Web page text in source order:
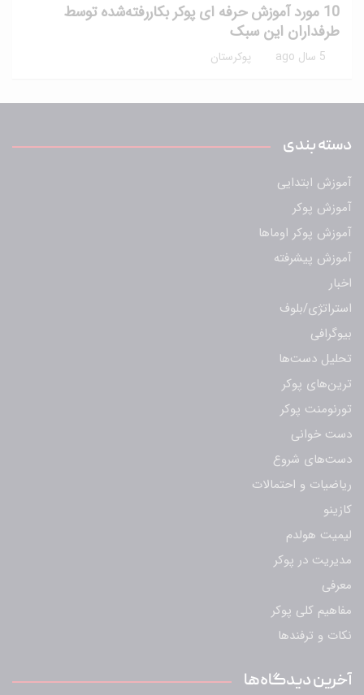
10 مورد آموزش حرفه ای پوکر بکاررفته‌شده توسط
طرفداران این سبک
5 سال ago پوکرستان
دسته بندی
آموزش ابتدایی
آموزش پوکر
آموزش پوکر اوماها
آموزش پیشرفته
اخبار
استراتژی/بلوف
بیوگرافی
تحلیل دست‌ها
ترین‌های پوکر
تورنومنت پوکر
دست خوانی
دست‌های شروع
ریاضیات و احتمالات
کازینو
لیمیت هولدم
مدیریت در پوکر
معرفی
مفاهیم کلی پوکر
نکات و ترفندها
آخرین دیدگاه‌ها